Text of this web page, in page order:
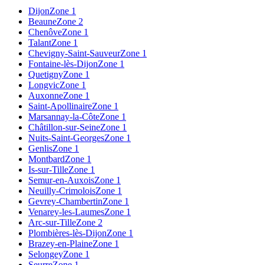
DijonZone 1
BeauneZone 2
ChenôveZone 1
TalantZone 1
Chevigny-Saint-SauveurZone 1
Fontaine-lès-DijonZone 1
QuetignyZone 1
LongvicZone 1
AuxonneZone 1
Saint-ApollinaireZone 1
Marsannay-la-CôteZone 1
Châtillon-sur-SeineZone 1
Nuits-Saint-GeorgesZone 1
GenlisZone 1
MontbardZone 1
Is-sur-TilleZone 1
Semur-en-AuxoisZone 1
Neuilly-CrimoloisZone 1
Gevrey-ChambertinZone 1
Venarey-les-LaumesZone 1
Arc-sur-TilleZone 2
Plombières-lès-DijonZone 1
Brazey-en-PlaineZone 1
SelongeyZone 1